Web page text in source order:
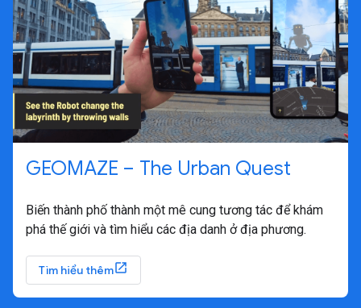
GEOMAZE – The Urban Quest
Biến thành phố thành một mê cung tương tác để khám
phá thế giới và tìm hiểu các địa danh ở địa phương.
Tìm hiểu thêm